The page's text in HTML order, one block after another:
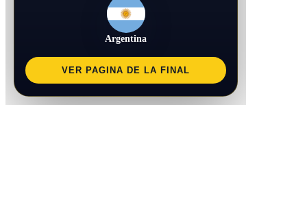
Argentina
VER PAGINA DE LA FINAL